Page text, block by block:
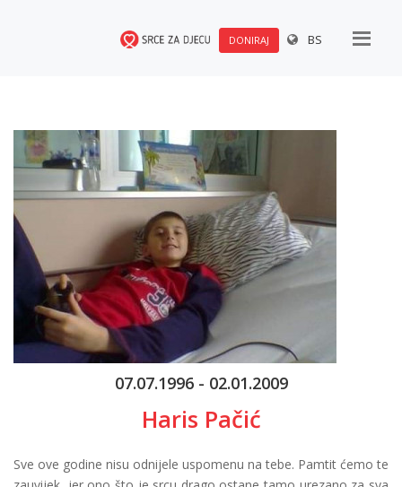
DONIRAJ BS
07.07.1996 - 02.01.2009
Haris Pačić
Sve ove godine nisu odnijele uspomenu na tebe. Pamtit ćemo te